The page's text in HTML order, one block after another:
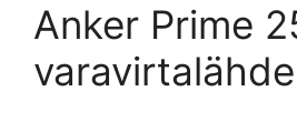
Anker Prime
varavirtalähde